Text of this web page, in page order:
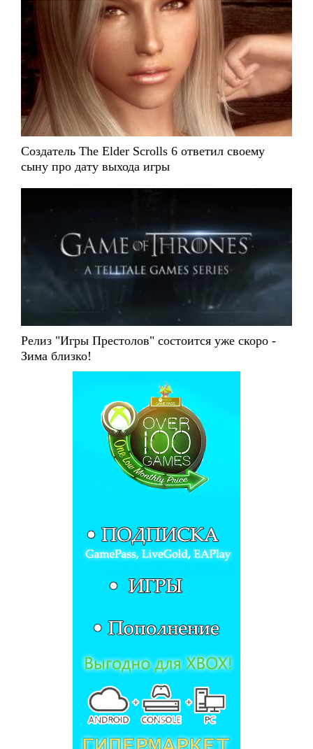
Создатель The Elder Scrolls 6 ответил своему
сыну про дату выхода игры
Релиз "Игры Престолов" состоится уже скоро -
Зима близко!